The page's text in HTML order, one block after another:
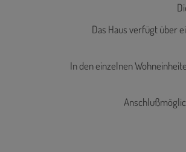
Das Haus verfügt über
In den einzelnen